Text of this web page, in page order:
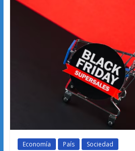
Economía País Sociedad